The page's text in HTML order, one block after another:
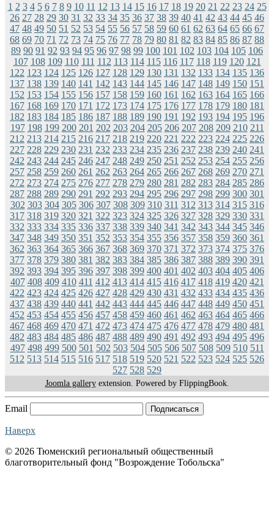
1 2 3 4 5 6 7 8 9 10 11 12 13 14 15 16 17 18 19 20 21 22 23 24 25
26 27 28 29 30 31 32 33 34 35 36 37 38 39 40 41 42 43 44 45 46
47 48 49 50 51 52 53 54 55 56 57 58 59 60 61 62 63 64 65 66 67
68 69 70 71 72 73 74 75 76 77 78 79 80 81 82 83 84 85 86 87 88
89 90 91 92 93 94 95 96 97 98 99 100 101 102 103 104 105 106
107 108 109 110 111 112 113 114 115 116 117 118 119 120 121
122 123 124 125 126 127 128 129 130 131 132 133 134 135 136
137 138 139 140 141 142 143 144 145 146 147 148 149 150 151
152 153 154 155 156 157 158 159 160 161 162 163 164 165 166
167 168 169 170 171 172 173 174 175 176 177 178 179 180 181
182 183 184 185 186 187 188 189 190 191 192 193 194 195 196
197 198 199 200 201 202 203 204 205 206 207 208 209 210 211
212 213 214 215 216 217 218 219 220 221 222 223 224 225 226
227 228 229 230 231 232 233 234 235 236 237 238 239 240 241
242 243 244 245 246 247 248 249 250 251 252 253 254 255 256
257 258 259 260 261 262 263 264 265 266 267 268 269 270 271
272 273 274 275 276 277 278 279 280 281 282 283 284 285 286
287 288 289 290 291 292 293 294 295 296 297 298 299 300 301
302 303 304 305 306 307 308 309 310 311 312 313 314 315 316
317 318 319 320 321 322 323 324 325 326 327 328 329 330 331
332 333 334 335 336 337 338 339 340 341 342 343 344 345 346
347 348 349 350 351 352 353 354 355 356 357 358 359 360 361
362 363 364 365 366 367 368 369 370 371 372 373 374 375 376
377 378 379 380 381 382 383 384 385 386 387 388 389 390 391
392 393 394 395 396 397 398 399 400 401 402 403 404 405 406
407 408 409 410 411 412 413 414 415 416 417 418 419 420 421
422 423 424 425 426 427 428 429 430 431 432 433 434 435 436
437 438 439 440 441 442 443 444 445 446 447 448 449 450 451
452 453 454 455 456 457 458 459 460 461 462 463 464 465 466
467 468 469 470 471 472 473 474 475 476 477 478 479 480 481
482 483 484 485 486 487 488 489 490 491 492 493 494 495 496
497 498 499 500 501 502 503 504 505 506 507 508 509 510 511
512 513 514 515 516 517 518 519 520 521 522 523 524 525 526
527 528 529
Joomla galleryextension. Powered by FlippingBook.
Email Подписаться
Наверх
© 2026 Тюменский региональный общественный
благотворительный фонд "Возрождение Тобольска"